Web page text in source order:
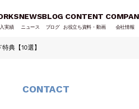
実績
NEWS
ニュース
BLOG
ブログ
CONTENT
お役立ち資料・動画 会社情報
典【10選】
CONTACT